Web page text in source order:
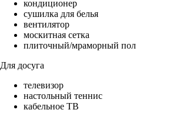
кондиционер
сушилка для белья
вентилятор
москитная сетка
плиточный/мраморный пол
Для досуга
телевизор
настольный теннис
кабельное ТВ